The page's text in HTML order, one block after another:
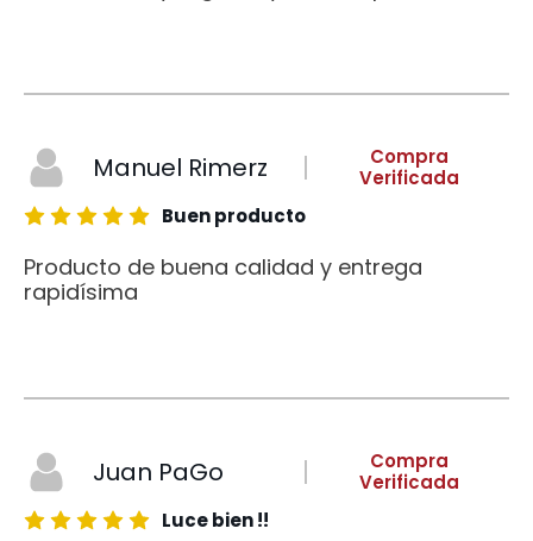
Manuel Rimerz
Compra
Verificada
Buen producto
Producto de buena calidad y entrega
rapidísima
Juan PaGo
Compra
Verificada
Luce bien !!